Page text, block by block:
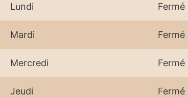
Lundi Fermé
Mardi Fermé
Mercredi Fermé
Jeudi Fermé